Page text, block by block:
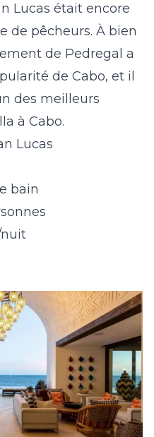
Lucas était encore
de pêcheurs. À bien
de Pedregal a
de Cabo, et il
des meilleurs
à Cabo.
Lucas
bain
nuit